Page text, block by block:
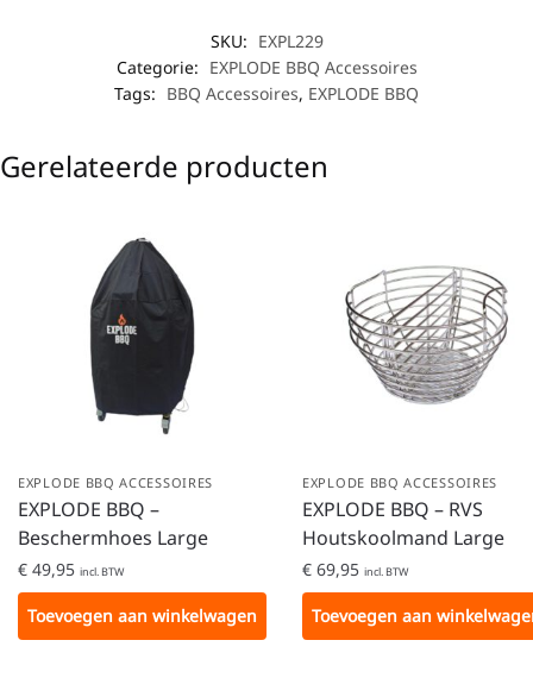
SKU: EXPL229
Categorie: EXPLODE BBQ Accessoires
Tags: BBQ Accessoires, EXPLODE BBQ
Gerelateerde producten
EXPLODE BBQ ACCESSOIRES
EXPLODE BBQ –
Beschermhoes Large
€ 49,95 incl. BTW
Toevoegen aan winkelwagen
EXPLODE BBQ ACCESSOIRES
EXPLODE BBQ – RVS
Houtskoolmand Large
€ 69,95 incl. BTW
Toevoegen aan